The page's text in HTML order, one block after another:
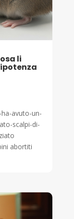
li
avuto-un-
scalpi-di-
abortiti